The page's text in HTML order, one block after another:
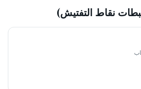
نقاط التفتيش)